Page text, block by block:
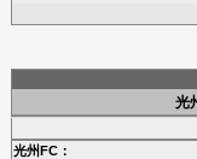
光
光州FC：